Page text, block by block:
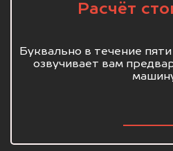
Расчёт
Буквально в течение
озвучивает вам